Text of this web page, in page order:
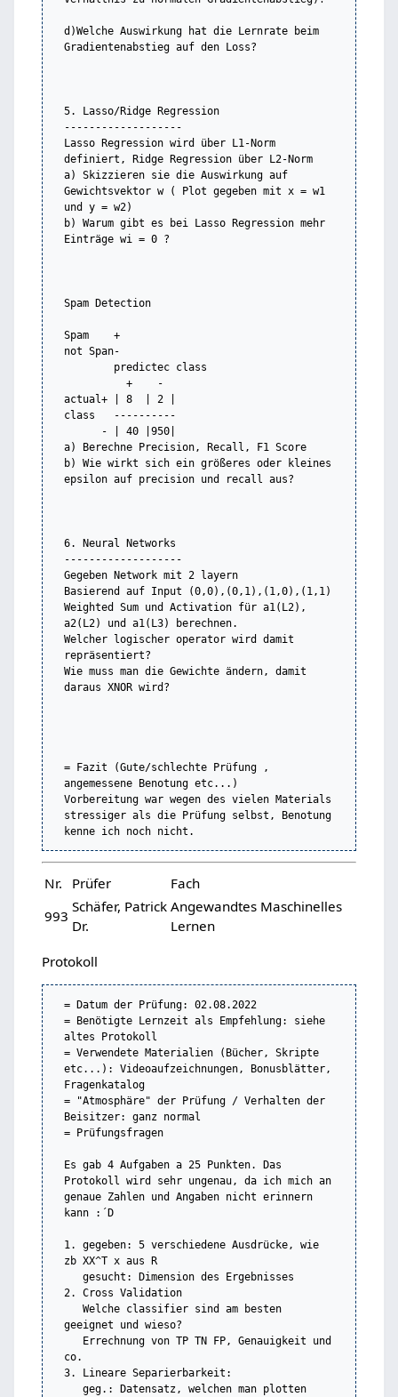
d)Welche Auswirkung hat die Lernrate beim
Gradientenabstieg auf den Loss?
5. Lasso/Ridge Regression
-------------------
Lasso Regression wird über L1-Norm
definiert, Ridge Regression über L2-Norm
a) Skizzieren sie die Auswirkung auf
Gewichtsvektor w ( Plot gegeben mit x = w1
und y = w2)
b) Warum gibt es bei Lasso Regression mehr
Einträge wi = 0 ?
Spam Detection
Spam	+
not Span-
actual+	| 8  | 2 |
class	----------
a) Berechne Precision, Recall, F1 Score
b) Wie wirkt sich ein größeres oder kleines
epsilon auf precision und recall aus?
6. Neural Networks
-------------------
Gegeben Network mit 2 layern
Basierend auf Input (0,0),(0,1),(1,0),(1,1)
Weighted Sum und Activation für a1(L2),
a2(L2) und a1(L3) berechnen.
Welcher logischer operator wird damit
repräsentiert?
Wie muss man die Gewichte ändern, damit
daraus XNOR wird?
= Fazit (Gute/schlechte Prüfung ,
angemessene Benotung etc...)
Vorbereitung war wegen des vielen Materials
stressiger als die Prüfung selbst, Benotung
Nr. Prüfer
Fach
993
Schäfer, Patrick
Dr.
Angewandtes Maschinelles
Lernen
Protokoll
= Datum der Prüfung: 02.08.2022
= Benötigte Lernzeit als Empfehlung: siehe
altes Protokoll
= Verwendete Materialien (Bücher, Skripte
etc...): Videoaufzeichnungen, Bonusblätter,
Fragenkatalog
= "Atmosphäre" der Prüfung / Verhalten der
Beisitzer: ganz normal
= Prüfungsfragen
Es gab 4 Aufgaben a 25 Punkten. Das
Protokoll wird sehr ungenau, da ich mich an
genaue Zahlen und Angaben nicht erinnern
kann :´D
1. gegeben: 5 verschiedene Ausdrücke, wie
zb XX^T x aus R
   gesucht: Dimension des Ergebnisses
2. Cross Validation
   Welche classifier sind am besten
geeignet und wieso?
co.
3. Lineare Separierbarkeit:
   geg.: Datensatz, welchen man plotten